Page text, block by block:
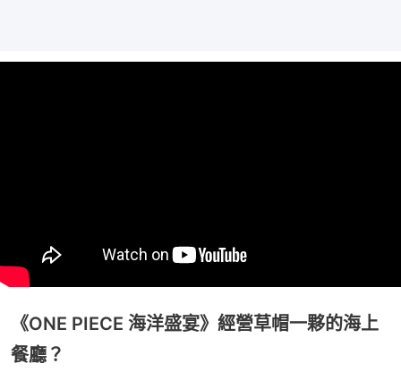
《ONE PIECE 海洋盛宴》經營草帽一夥的海上
餐廳？